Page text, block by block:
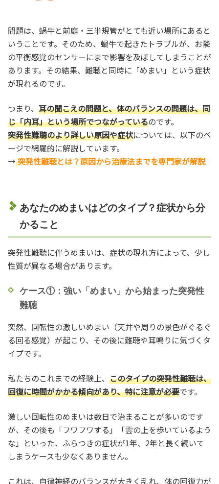
問題は、蝸牛と前庭・三半規管がとても近い場所にあると
いうことです。そのため、蝸牛で起きたトラブルが、お隣
の平衡感覚のセンサーにまで影響を及ぼしてしまうことが
あります。その結果、難聴と同時に「めまい」という症状
が現れるのです。
つまり、 耳の聞こえの問題と、体のバランスの問題は、同
じ「内耳」という場所でつながっているのです。
突発性難聴のより詳しい原因や症状については、以下のペ
ージで網羅的に解説しています。
→突発性難聴とは？原因から治療法までを専門家が解説
あなたのめまいはどのタイプ？症状から分
かること
突発性難聴に伴うめまいは、症状の現れ方によって、少し
性質が異なる場合があります。
ケース①：強い「めまい」から始まった突発性
難聴
突然、回転性の激しいめまい（天井や周りの景色がぐるぐ
る回る感覚）が起こり、その後に難聴や耳鳴りに気づくタ
イプです。
私たちのこれまでの経験上、 このタイプの突発性難聴は、
回復に時間がかかる傾向があり、特に注意が必要です。
激しい回転性のめまいは数日で治まることが多いのです
が、その後も「フワフワする」「雲の上を歩いているよう
な」といった、ふらつきの症状が1年、2年と長く続いて
しまうケースも少なくありません。
これは、自律神経のバランスが大きく乱れ、体の回復力が